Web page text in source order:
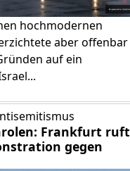
hochmodernen
aber offenbar
auf ein
Frankfurt ruft
gegen